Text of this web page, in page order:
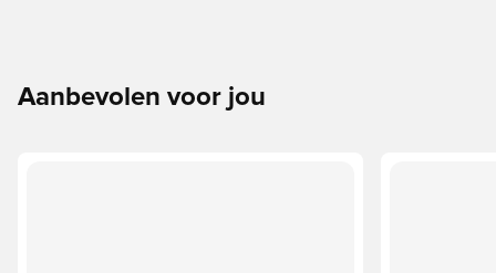
Aanbevolen voor jou